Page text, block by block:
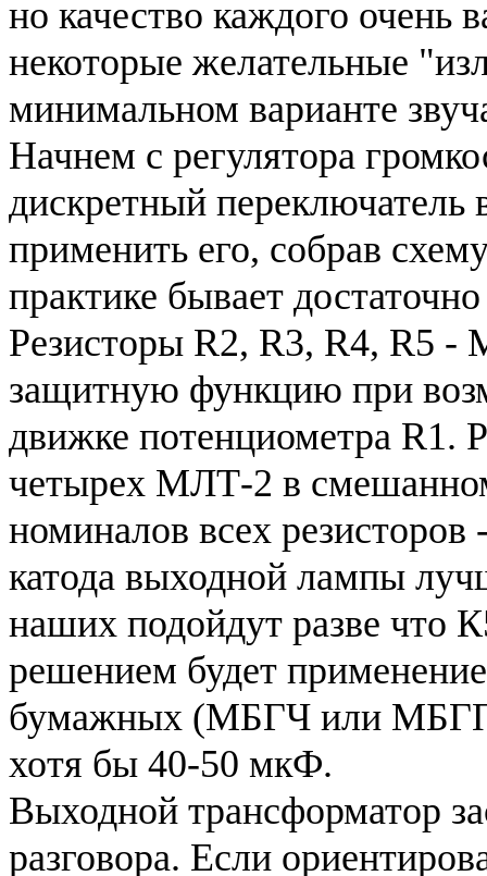
но качество каждого
некоторые желательные
минимальном варианте
Начнем с регулятора
дискретный переключатель
применить его, собрав
практике бывает
Резисторы R2, R3, R4, R5 -
защитную функцию при
движке потенциометра R1.
четырех МЛТ-2 в
номиналов всех
катода выходной лампы
наших подойдут разве что
решением будет
бумажных (МБГЧ или
хотя бы 40-50 мкФ.
Выходной трансформатор
разговора. Если